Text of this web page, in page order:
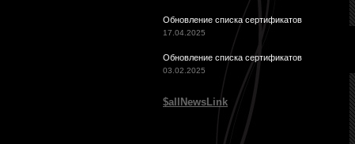
Обновление списка сертификатов
17.04.2025
Обновление списка сертификатов
03.02.2025
$allNewsLink